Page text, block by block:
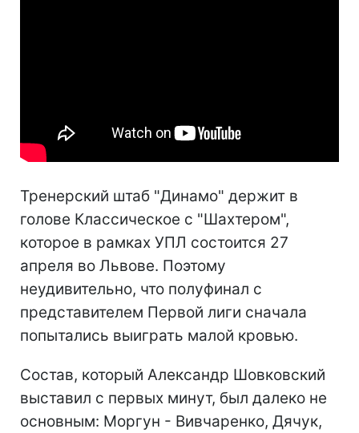
Тренерский штаб "Динамо" держит в
голове Классическое с "Шахтером",
которое в рамках УПЛ состоится 27
апреля во Львове. Поэтому
неудивительно, что полуфинал с
представителем Первой лиги сначала
попытались выиграть малой кровью.
Состав, который Александр Шовковский
выставил с первых минут, был далеко не
основным: Моргун - Вивчаренко, Дячук,